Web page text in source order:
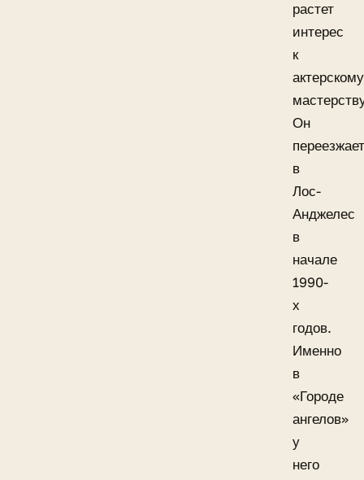
растет
интерес
к
актерскому
Он
переезжает
в
Лос-
Анджелес
в
начале
1990-
х
годов.
Именно
в
«Городе
ангелов»
у
него